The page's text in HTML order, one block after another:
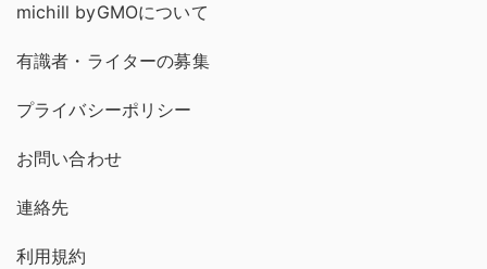
michill byGMOについて
有識者・ライターの募集
プライバシーポリシー
お問い合わせ
連絡先
利用規約